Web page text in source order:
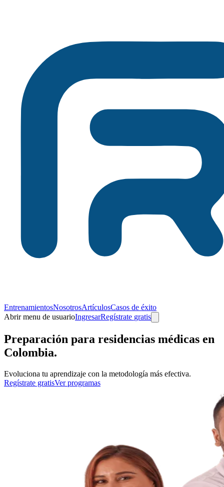
EntrenamientosNosotrosArtículosCasos de éxito
Abrir menu de usuarioIngresarRegístrate gratis
Preparación para residencias médicas en
Colombia.
Evoluciona tu aprendizaje con la metodología más efectiva.
Regístrate gratisVer programas